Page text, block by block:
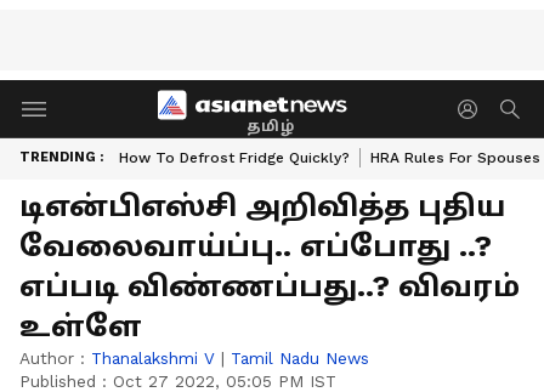
தமிழ்
TRENDING : How To Defrost Fridge Quickly? HRA Rules For Spouses
டிஎன்பிஎஸ்சி அறிவித்த புதிய
வேலைவாய்ப்பு.. எப்போது ..?
எப்படி விண்ணப்பது..? விவரம்
உள்ளே
Author : Thanalakshmi V | Tamil Nadu News
Published : Oct 27 2022, 05:05 PM IST